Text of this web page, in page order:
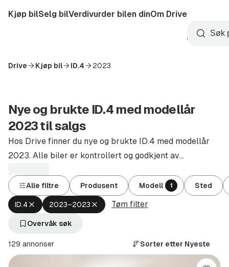
til
Startside
Kjøp bilSelg bilVerdivurder bilen dinOm Drive
Opprett
konto
Søk
Drive Kjøp bil ID.4 2023
Nye og brukte ID.4 med modellår
2023 til salgs
Hos Drive finner du nye og brukte ID.4 med modellår
2023. Alle biler er kontrollert og godkjent av
Alle filtre Produsent Modell 1 Sted
ID.4 Fjern
aktivt
filter
(Modell)
2023–2023 Fjern
aktivt
Tøm filter
Overvåk søk
129 annonser Sorter etter Nyeste